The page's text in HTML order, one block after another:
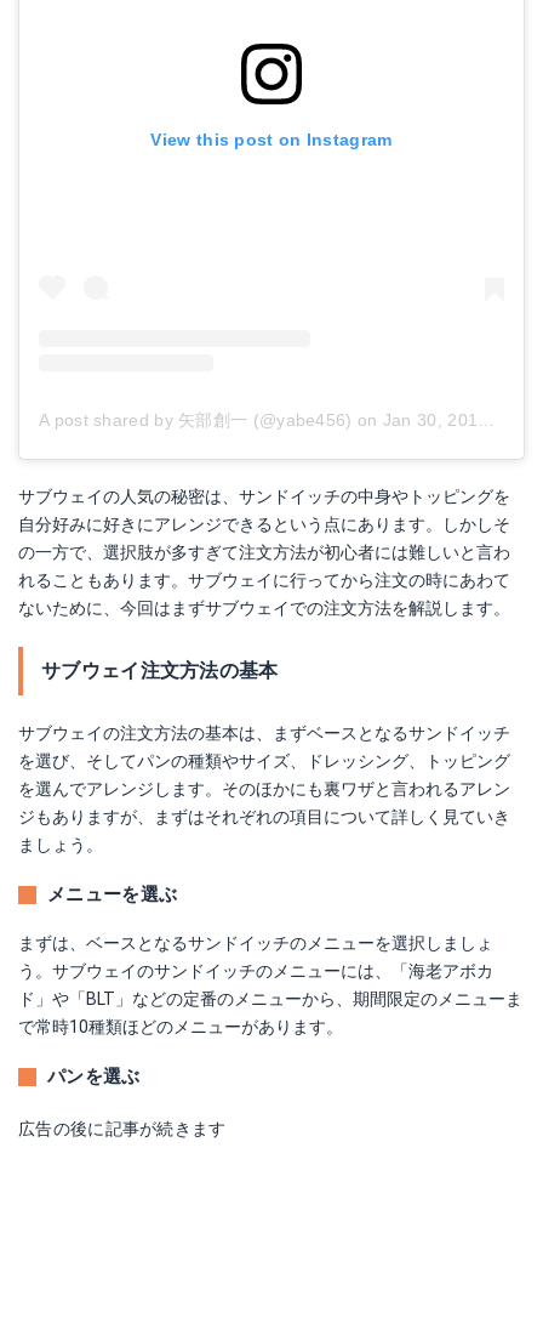
View this post on Instagram
A post shared by 矢部創一 (@yabe456) on Jan 30, 2017 at 5:50pm PST
サブウェイの人気の秘密は、サンドイッチの中身やトッピングを
自分好みに好きにアレンジできるという点にあります。しかしそ
の一方で、選択肢が多すぎて注文方法が初心者には難しいと言わ
れることもあります。サブウェイに行ってから注文の時にあわて
ないために、今回はまずサブウェイでの注文方法を解説します。
サブウェイ注文方法の基本
サブウェイの注文方法の基本は、まずベースとなるサンドイッチ
を選び、そしてパンの種類やサイズ、ドレッシング、トッピング
を選んでアレンジします。そのほかにも裏ワザと言われるアレン
ジもありますが、まずはそれぞれの項目について詳しく見ていき
ましょう。
メニューを選ぶ
まずは、ベースとなるサンドイッチのメニューを選択しましょ
う。サブウェイのサンドイッチのメニューには、「海老アボカ
ド」や「BLT」などの定番のメニューから、期間限定のメニューま
で常時10種類ほどのメニューがあります。
パンを選ぶ
広告の後に記事が続きます